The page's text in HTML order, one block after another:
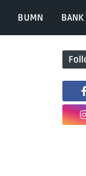
BUMN BANK